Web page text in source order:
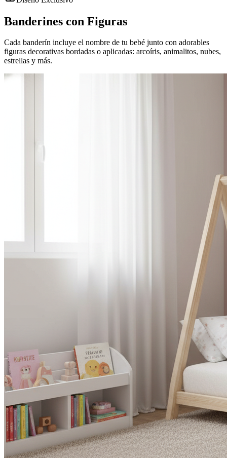
Banderines con Figuras
Cada banderín incluye el nombre de tu bebé junto con adorables
figuras decorativas bordadas o aplicadas: arcoíris, animalitos, nubes,
estrellas y más.